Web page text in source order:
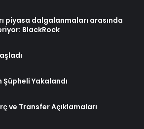
piyasa dalgalanmaları arasında
BlackRock
Yakalandı
ve Transfer Açıklamaları